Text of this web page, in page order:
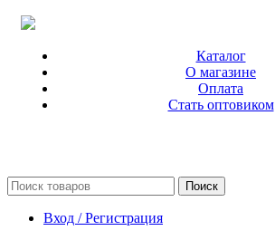
Каталог
О магазине
Оплата
Стать оптовиком
Поиск
Вход / Регистрация